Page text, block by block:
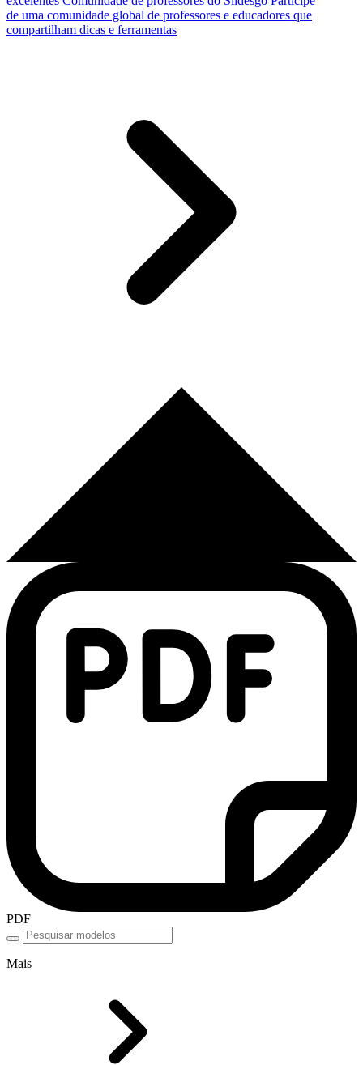
de uma comunidade global de professores e educadores que
compartilham dicas e ferramentas
PDF
Mais